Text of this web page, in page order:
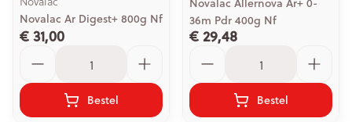
Novalac Ar Digest+ 800g Nf
€ 31,00
Bestel
Novalac Allernova Ar+ 0-
36m Pdr 400g Nf
€ 29,48
Bestel